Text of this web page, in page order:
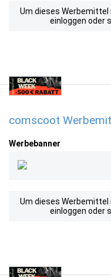
Um dieses
einloggen oder
comscoot
Werbebanner
Um dieses
einloggen oder